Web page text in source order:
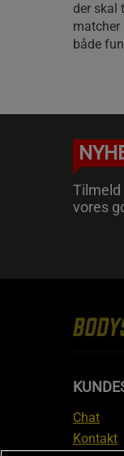
der skal
både
Tilmeld
vores
Chat
Kontakt